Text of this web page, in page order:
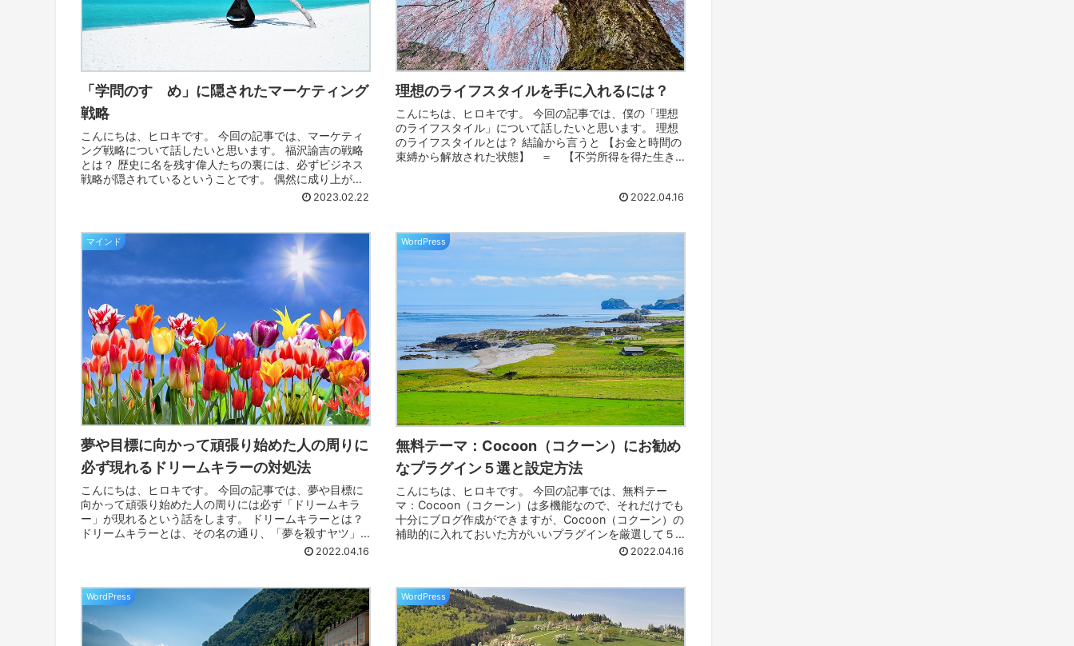
「学問のすゝめ」に隠されたマーケティング
戦略
こんにちは、ヒロキです。 今回の記事では、マーケティ
ング戦略について話したいと思います。 福沢諭吉の戦略
とは？ 歴史に名を残す偉人たちの裏には、必ずビジネス
戦略が隠されているということです。 偶然に成り上がっ
2023.02.22
理想のライフスタイルを手に入れるには？
こんにちは、ヒロキです。 今回の記事では、僕の「理想
のライフスタイル」について話したいと思います。 理想
のライフスタイルとは？ 結論から言うと 【お金と時間の
束縛から解放された状態】 ＝ 【不労所得を得た生き
2022.04.16
マインド
夢や目標に向かって頑張り始めた人の周りに
必ず現れるドリームキラーの対処法
こんにちは、ヒロキです。 今回の記事では、夢や目標に
向かって頑張り始めた人の周りには必ず「ドリームキラ
ー」が現れるという話をします。 ドリームキラーとは？
ドリームキラーとは、その名の通り、「夢を殺すヤツ」
2022.04.16
WordPress
無料テーマ：Cocoon（コクーン）にお勧め
なプラグイン５選と設定方法
こんにちは、ヒロキです。 今回の記事では、無料テー
マ：Cocoon（コクーン）は多機能なので、それだけでも
十分にブログ作成ができますが、Cocoon（コクーン）の
補助的に入れておいた方がいいプラグインを厳選して５
2022.04.16
WordPress WordPress